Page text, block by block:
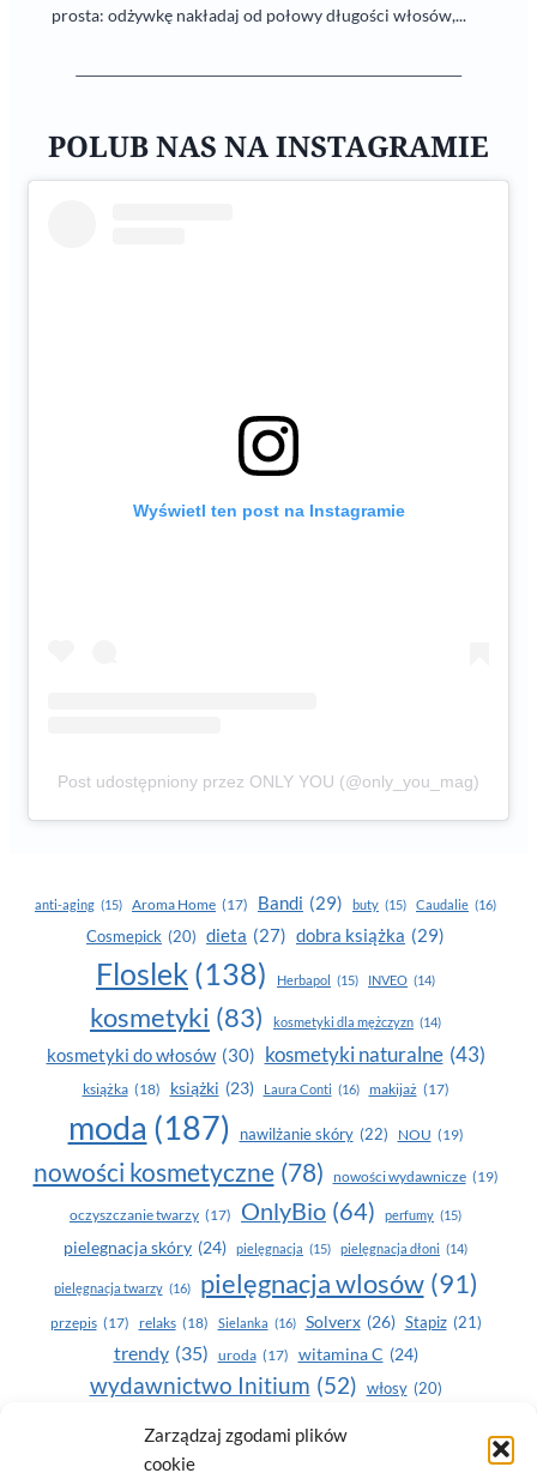
Zarządzaj zgodami plików
cookie
prosta: odżywkę nakładaj od połowy długości włosów,...
POLUB NAS NA INSTAGRAMIE
Wyświetl ten post na Instagramie
Post udostępniony przez ONLY YOU (@only_you_mag)
anti-aging (15) Aroma Home (17) Bandi (29) buty (15) Caudalie (16)
Cosmepick (20) dieta (27) dobra książka (29)
Floslek (138) Herbapol (15) INVEO (14)
kosmetyki (83) kosmetyki dla mężczyzn (14)
kosmetyki do włosów (30) kosmetyki naturalne (43)
książka (18) książki (23) Laura Conti (16) makijaż (17)
moda (187) nawilżanie skóry (22) NOU (19)
nowości kosmetyczne (78) nowości wydawnicze (19)
oczyszczanie twarzy (17) OnlyBio (64) perfumy (15)
pielegnacja skóry (24) pielęgnacja (15) pielęgnacja dłoni (14)
pielęgnacja twarzy (16) pielęgnacja wlosów (91)
przepis (17) relaks (18) Sielanka (16) Solverx (26) Stapiz (21)
trendy (35) uroda (17) witamina C (24)
wydawnictwo Initium (52) włosy (20)
Yasumi(164) zdrowe zęby